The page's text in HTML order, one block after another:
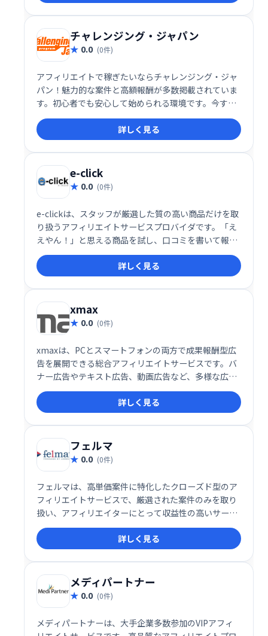
チャレンジング・ジャパン
0.0 (0件)
アフィリエイトで稼ぎたいならチャレンジング・ジャ
パン！魅力的な案件と高額報酬が多数掲載されていま
す。初心者でも安心して始められる環境です。今すぐ
登録して、広告収入で理想の生活を手に入れましょ
う！
詳しく見る
e-click
0.0 (0件)
e-clickは、スタッフが厳選した質の高い商品だけを取
り扱うアフィリエイトサービスプロバイダです。「え
えやん！」と思える商品を試し、口コミを書いて報酬
を得られる、新しいアフィリエイト体験を提供しま
す。
詳しく見る
xmax
0.0 (0件)
xmaxは、PCとスマートフォンの両方で成果報酬型広
告を展開できる総合アフィリエイトサービスです。バ
ナー広告やテキスト広告、動画広告など、多様な広告
掲載手段を提供し、効率的な集客と収益化をサポート
します。初心者から経験者まで手軽に始められる使い
やすさが特徴で、アフィリエイトマーケティングの成
功を目指す方に最適です。
詳しく見る
フェルマ
0.0 (0件)
フェルマは、高単価案件に特化したクローズド型のア
フィリエイトサービスで、厳選された案件のみを取り
扱い、アフィリエイターにとって収益性の高いサービ
スを提供します。経験豊富なアフィリエイターから初
心者まで幅広いユーザーにとって、安定した収益を目
指せる仕組みを提供しています。
詳しく見る
メディパートナー
0.0 (0件)
メディパートナーは、大手企業多数参加のVIPアフィ